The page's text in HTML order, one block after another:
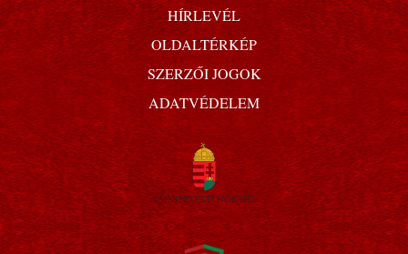
HÍRLEVÉL
OLDALTÉRKÉP
SZERZŐI JOGOK
ADATVÉDELEM